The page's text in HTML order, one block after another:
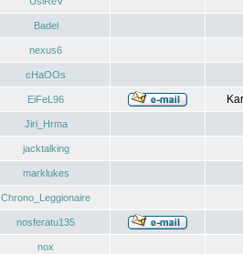
Badel
nexus6
cHaOOs
EiFeL96
Jiri_Hrma
jacktalking
marklukes
Chrono_Leggionaire
nosferatu135
nox